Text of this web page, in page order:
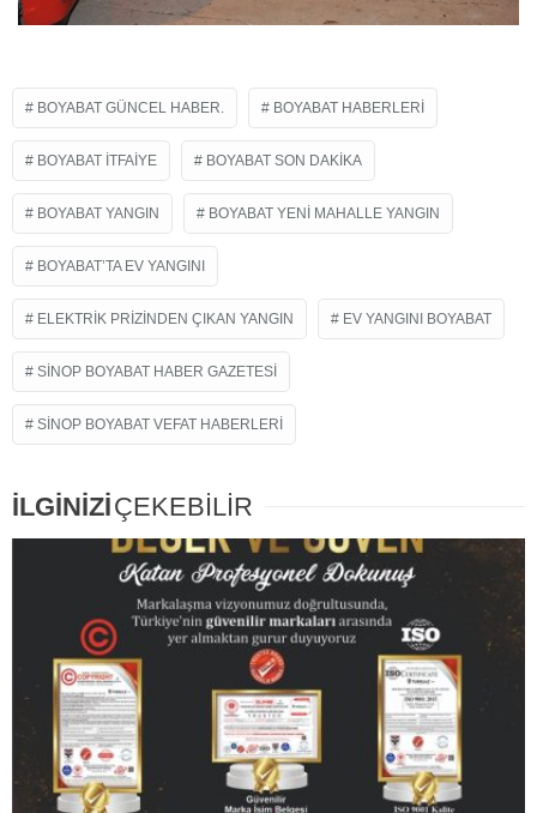
BOYABAT GÜNCEL HABER. BOYABAT HABERLERI
BOYABAT ITFAIYE BOYABAT SON DAKIKA
BOYABAT YANGIN BOYABAT YENI MAHALLE YANGIN
BOYABAT’TA EV YANGINI
ELEKTRIK PRIZINDEN ÇIKAN YANGIN EV YANGINI BOYABAT
SINOP BOYABAT HABER GAZETESI
SINOP BOYABAT VEFAT HABERLERI
İLGİNİZİÇEKEBİLİR